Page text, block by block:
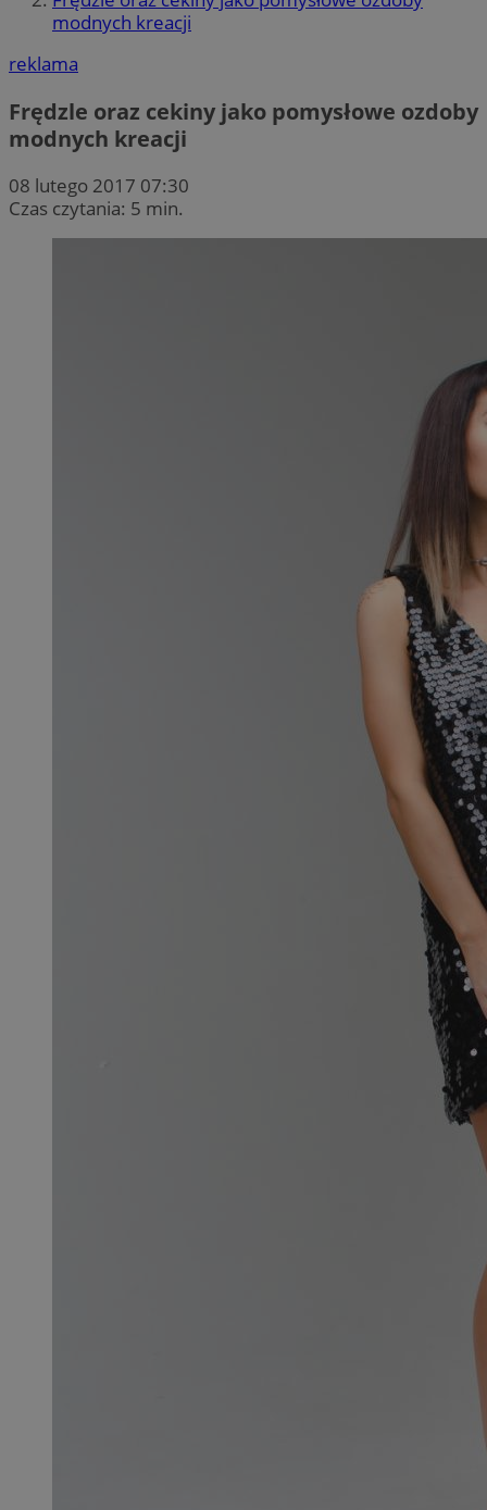
modnych kreacji
reklama
Frędzle oraz cekiny jako pomysłowe ozdoby
modnych kreacji
08 lutego 2017 07:30
Czas czytania: 5 min.